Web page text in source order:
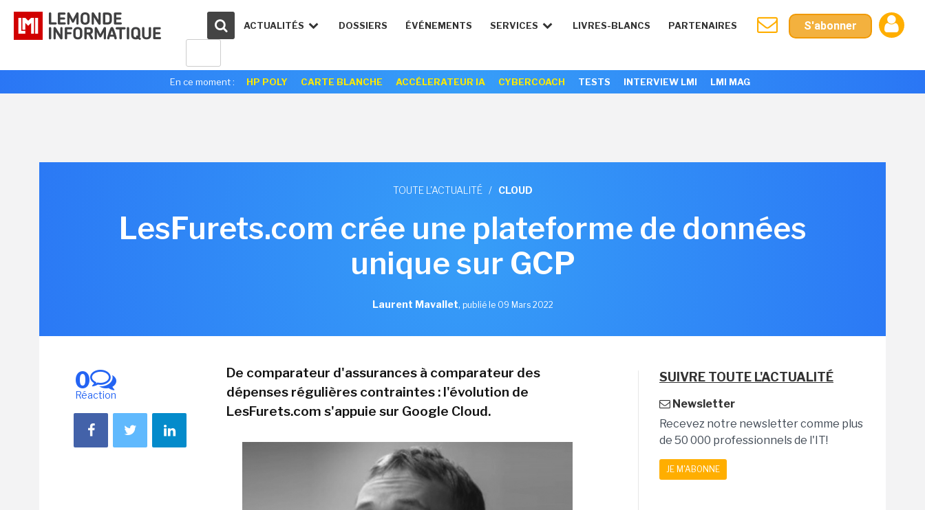
ACTUALITÉS DOSSIERS ÉVÉNEMENTS SERVICES LIVRES-BLANCS PARTENAIRES S'abonner
En ce moment : HP POLY CARTE BLANCHE ACCÉLERATEUR IA CYBERCOACH TESTS INTERVIEW LMI LMI MAG
TOUTE L'ACTUALITÉ / CLOUD
LesFurets.com crée une plateforme de données
unique sur GCP
Laurent Mavallet, publié le 09 Mars 2022
0
Réaction
De comparateur d'assurances à comparateur des
dépenses régulières contraintes : l'évolution de
LesFurets.com s'appuie sur Google Cloud.
SUIVRE TOUTE L'ACTUALITÉ
Newsletter
Recevez notre newsletter comme plus
de 50 000 professionnels de l'IT!
JE M'ABONNE